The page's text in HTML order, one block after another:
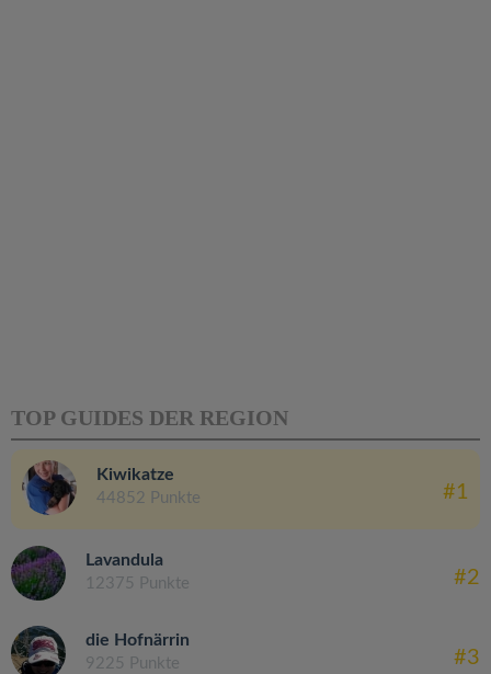
TOP GUIDES DER REGION
Kiwikatze
44852 Punkte #1
Lavandula
12375 Punkte #2
die Hofnärrin
9225 Punkte #3